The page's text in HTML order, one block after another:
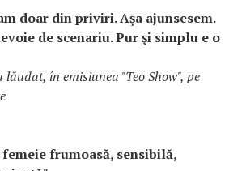
doar din priviri. Aşa ajunsesem.
de scenariu. Pur şi simplu e o
în emisiunea "Teo Show", pe
frumoasă, sensibilă,